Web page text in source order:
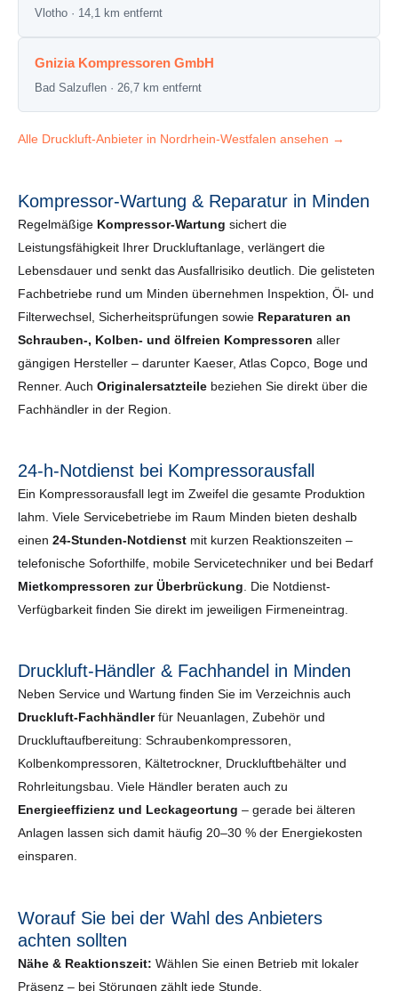
Vlotho · 14,1 km entfernt
Gnizia Kompressoren GmbH
Bad Salzuflen · 26,7 km entfernt
Alle Druckluft-Anbieter in Nordrhein-Westfalen ansehen →
Kompressor-Wartung & Reparatur in Minden
Regelmäßige Kompressor-Wartung sichert die
Leistungsfähigkeit Ihrer Druckluftanlage, verlängert die
Lebensdauer und senkt das Ausfallrisiko deutlich. Die gelisteten
Fachbetriebe rund um Minden übernehmen Inspektion, Öl- und
Filterwechsel, Sicherheits­prüfungen sowie Reparaturen an
Schrauben-, Kolben- und ölfreien Kompressoren aller
gängigen Hersteller – darunter Kaeser, Atlas Copco, Boge und
Renner. Auch Originalersatzteile beziehen Sie direkt über die
Fachhändler in der Region.
24-h-Notdienst bei Kompressorausfall
Ein Kompressorausfall legt im Zweifel die gesamte Produktion
lahm. Viele Servicebetriebe im Raum Minden bieten deshalb
einen 24-Stunden-Notdienst mit kurzen Reaktionszeiten –
telefonische Soforthilfe, mobile Servicetechniker und bei Bedarf
Mietkompressoren zur Überbrückung . Die Notdienst-
Verfügbarkeit finden Sie direkt im jeweiligen Firmeneintrag.
Druckluft-Händler & Fachhandel in Minden
Neben Service und Wartung finden Sie im Verzeichnis auch
Druckluft-Fachhändlerfür Neuanlagen, Zubehör und
Druckluftaufbereitung: Schraubenkompressoren,
Kolbenkompressoren, Kältetrockner, Druckluftbehälter und
Rohrleitungsbau. Viele Händler beraten auch zu
Energieeffizienz und Leckageortung – gerade bei älteren
Anlagen lassen sich damit häufig 20–30 % der Energiekosten
einsparen.
Worauf Sie bei der Wahl des Anbieters
achten sollten
Nähe & Reaktionszeit: Wählen Sie einen Betrieb mit lokaler
Präsenz – bei Störungen zählt jede Stunde.